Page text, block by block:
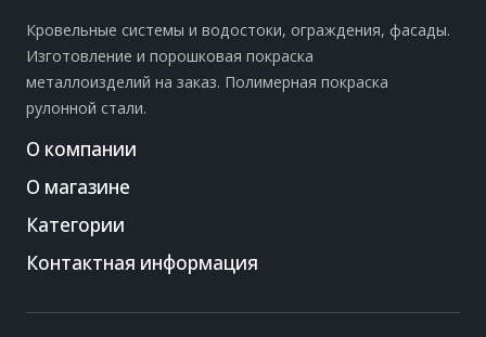
Кровельные системы и водостоки, ограждения, фасады.
Изготовление и порошковая покраска
металлоизделий на заказ. Полимерная покраска
рулонной стали.
О компании
О магазине
Категории
Контактная информация